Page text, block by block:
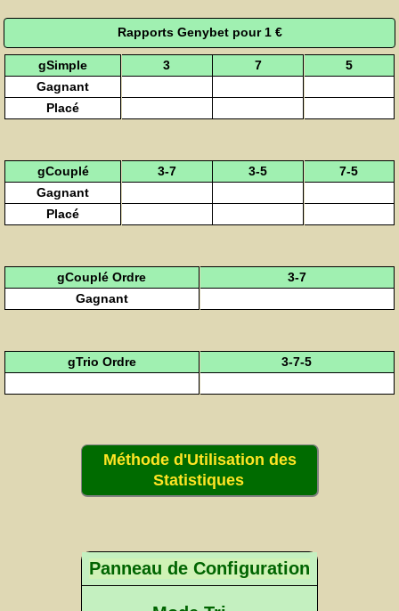
Rapports Genybet pour 1 €
gSimple 3 7
5
Gagnant
Placé
gCouplé 3-7 3-5
7-5
Gagnant
Placé
gCouplé Ordre
3-7
Gagnant
gTrio Ordre 3-7-5
Méthode d'Utilisation des
Statistiques
Panneau de Configuration